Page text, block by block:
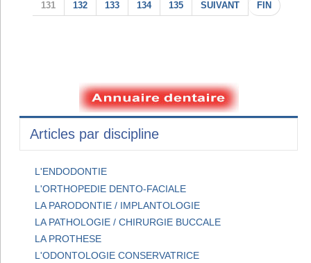
131 132 133 134 135 SUIVANT FIN
Articles par discipline
L'ENDODONTIE
L'ORTHOPEDIE DENTO-FACIALE
LA PARODONTIE / IMPLANTOLOGIE
LA PATHOLOGIE / CHIRURGIE BUCCALE
LA PROTHESE
L'ODONTOLOGIE CONSERVATRICE